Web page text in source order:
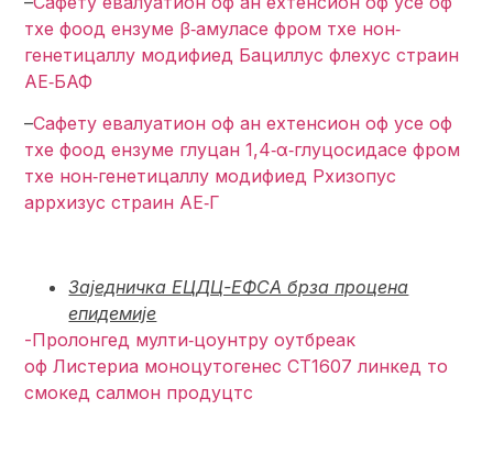
тхе фоод ензyме β‐амyласе фром тхе нон‐
генетицаллy модифиед Бациллус флеxус страин
АЕ‐БАФ
–Сафетy евалуатион оф ан еxтенсион оф усе оф
тхе фоод ензyме глуцан 1,4‐α‐глуцосидасе фром
тхе нон‐генетицаллy модифиед Рхизопус
аррхизус страин АЕ‐Г
Заједничка ЕЦДЦ-ЕФСА брза процена
епидемије
-Пролонгед мулти‐цоунтрy оутбреак
оф Листериа моноцyтогенес СТ1607 линкед то
смокед салмон продуцтс